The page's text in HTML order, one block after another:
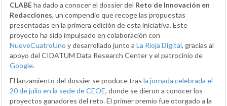
CLABEha dado a conocer el dossier del Reto de Innovación en
Redacciones, un compendio que recoge las propuestas
presentadas en la primera edición de esta iniciativa. Este
proyecto ha sido impulsado en colaboración con
NueveCuatroUno y desarrollado junto a La Rioja Digital, gracias al
apoyo del CIDATUM Data Research Center y el patrocinio de
Google.
El lanzamiento del dossier se produce tras la jornada celebrada el
20 de julio en la sede de CEOE, donde se dieron a conocer los
proyectos ganadores del reto. El primer premio fue otorgado a la